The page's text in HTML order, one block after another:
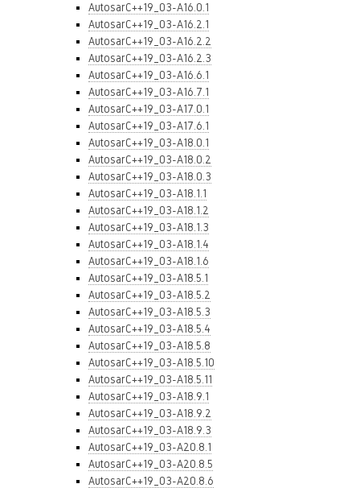
AutosarC++19_03-A16.0.1
AutosarC++19_03-A16.2.1
AutosarC++19_03-A16.2.2
AutosarC++19_03-A16.2.3
AutosarC++19_03-A16.6.1
AutosarC++19_03-A16.7.1
AutosarC++19_03-A17.0.1
AutosarC++19_03-A17.6.1
AutosarC++19_03-A18.0.1
AutosarC++19_03-A18.0.2
AutosarC++19_03-A18.0.3
AutosarC++19_03-A18.1.1
AutosarC++19_03-A18.1.2
AutosarC++19_03-A18.1.3
AutosarC++19_03-A18.1.4
AutosarC++19_03-A18.1.6
AutosarC++19_03-A18.5.1
AutosarC++19_03-A18.5.2
AutosarC++19_03-A18.5.3
AutosarC++19_03-A18.5.4
AutosarC++19_03-A18.5.8
AutosarC++19_03-A18.5.10
AutosarC++19_03-A18.5.11
AutosarC++19_03-A18.9.1
AutosarC++19_03-A18.9.2
AutosarC++19_03-A18.9.3
AutosarC++19_03-A20.8.1
AutosarC++19_03-A20.8.5
AutosarC++19_03-A20.8.6